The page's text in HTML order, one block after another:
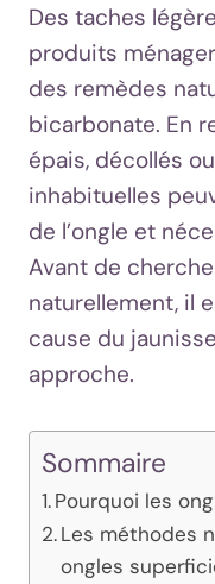
Des taches
produits
des remèdes
bicarbonate. En
épais, décollés
inhabituelles
de l’ongle et
Avant de
naturellement, il
cause du
approche.
Sommaire
Pourquoi les
Les méthodes
ongles